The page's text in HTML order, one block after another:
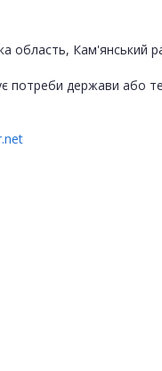
область, Кам'янський
потреби держави або